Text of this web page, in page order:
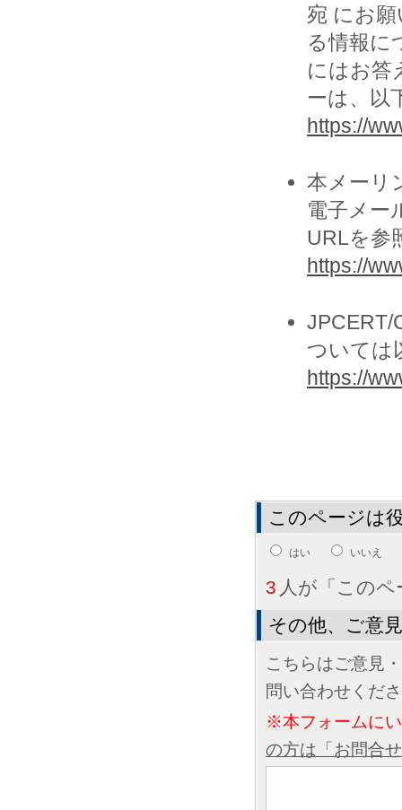
宛 にお
る情報に
にはお答
ーは、以
https://
本メーリ
電子メー
URLを参
https://
JPCERT/
ついては
https://
このページは
はい いいえ
3 人が「この
その他、ご意
こちらはご意見
問い合わせくだ
※本フォームに
の方は「お問合